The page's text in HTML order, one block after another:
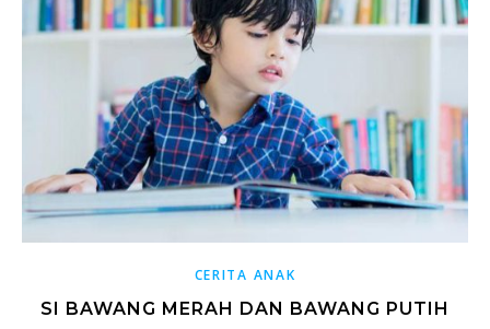
CERITA ANAK
SI BAWANG MERAH DAN BAWANG PUTIH